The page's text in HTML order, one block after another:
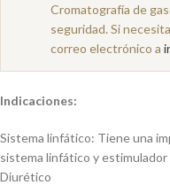
Cromatografía de
seguridad. Si
correo electrónico a
Indicaciones:
Sistema linfático: Tiene una
sistema linfático y estimulador
Diurético